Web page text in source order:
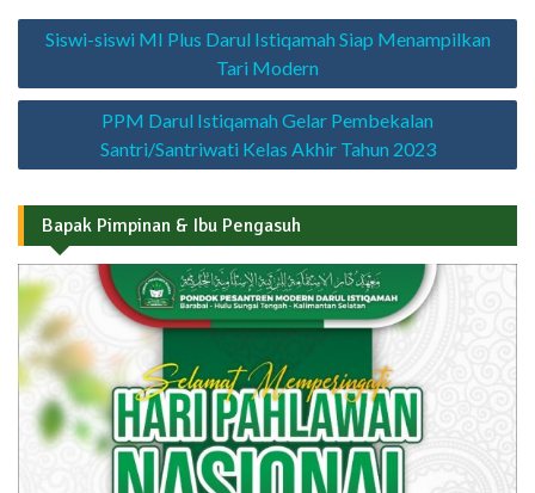
Navigasi
Siswi-siswi MI Plus Darul Istiqamah Siap Menampilkan
Tari Modern
PPM Darul Istiqamah Gelar Pembekalan
Santri/Santriwati Kelas Akhir Tahun 2023
Bapak Pimpinan & Ibu Pengasuh